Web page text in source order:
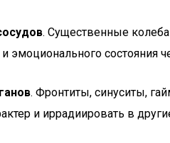
. Существенные
и эмоционального
. Фронтиты, синуситы,
и иррадиировать в